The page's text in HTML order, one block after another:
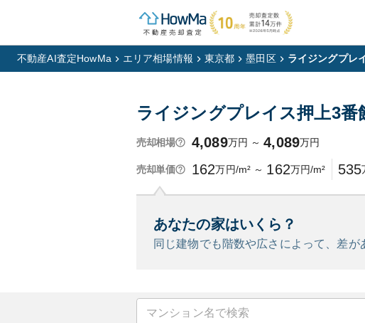
不動産AI査定HowMa エリア相場情報 東京都 墨田区 ライジングプレ
ライジングプレイス押上3番
売却相場 4,089万円 ～ 4,089万円
売却単価 162万円/m² ～ 162万円/m² 535
あなたの家はいくら？
同じ建物でも階数や広さによって、 差が